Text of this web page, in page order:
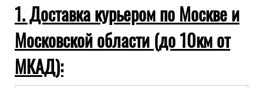
1. Доставка курьером по Москве и
Московской области (до 10км от
МКАД):